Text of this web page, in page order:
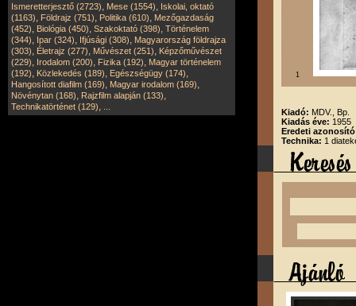
Ismeretterjesztő (2723), Mese (1554), Iskolai, oktató
(1163), Földrajz (751), Politika (610), Mezőgazdaság
(452), Biológia (450), Szakoktató (398), Történelem
(344), Ipar (324), Ifjúsági (308), Magyarország földrajza
(303), Életrajz (277), Művészet (251), Képzőművészet
(229), Irodalom (200), Fizika (192), Magyar történelem
(192), Közlekedés (189), Egészségügy (174),
Hangosított diafilm (169), Magyar irodalom (169),
Növénytan (168), Rajzfilm alapján (133),
Technikatörténet (129),
1
Kiadó: MDV., Bp.
Kiadás éve: 1955
Eredeti
Technika: 1